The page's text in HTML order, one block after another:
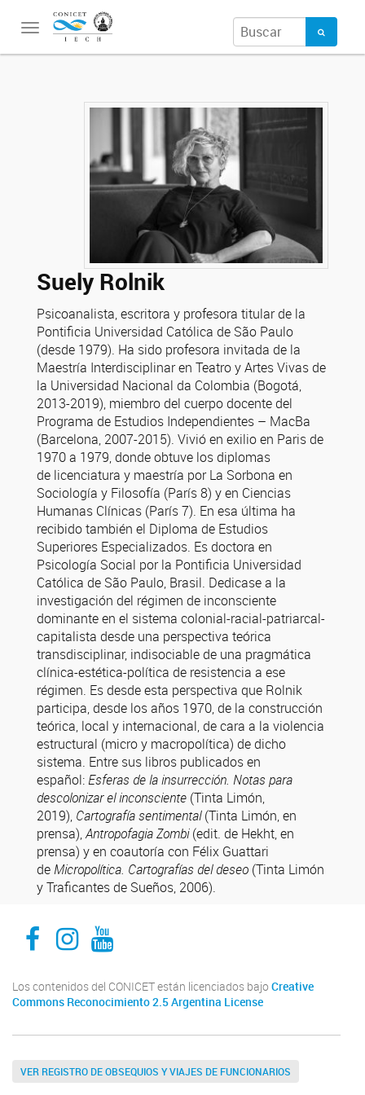
Toggle
Suely Rolnik
Psicoanalista, escritora y profesora titular de la
Pontificia Universidad Católica de São Paulo
(desde 1979). Ha sido profesora invitada de la
Maestría Interdisciplinar en Teatro y Artes Vivas de
la Universidad Nacional da Colombia (Bogotá,
2013-2019), miembro del cuerpo docente del
Programa de Estudios Independientes – MacBa
(Barcelona, 2007-2015). Vivió en exilio en Paris de
1970 a 1979, donde obtuve los diplomas
de licenciatura y maestría por La Sorbona en
Sociología y Filosofía (París 8) y en Ciencias
Humanas Clínicas (París 7). En esa última ha
recibido también el Diploma de Estudios
Superiores Especializados. Es doctora en
Psicología Social por la Pontificia Universidad
Católica de São Paulo, Brasil. Dedicase a la
investigación del régimen de inconsciente
dominante en el sistema colonial-racial-patriarcal-
capitalista desde una perspectiva teórica
transdisciplinar, indisociable de una pragmática
clínica-estética-política de resistencia a ese
régimen. Es desde esta perspectiva que Rolnik
participa, desde los años 1970, de la construcción
teórica, local y internacional, de cara a la violencia
estructural (micro y macropolítica) de dicho
sistema. Entre sus libros publicados en
español:Esferas de la insurrección. Notas para
descolonizar el inconsciente (Tinta Limón,
2019), Cartografía sentimental(Tinta Limón, en
prensa),Antropofagia Zombi(edit. de Hekht, en
prensa) y en coautoría con Félix Guattari
deMicropolítica. Cartografías del deseo (Tinta Limón
y Traficantes de Sueños, 2006).
Facebook
Instagram
Youtube
Los contenidos del CONICET están licenciados bajo Creative
Commons Reconocimiento 2.5 Argentina License
VER REGISTRO DE OBSEQUIOS Y VIAJES DE FUNCIONARIOS